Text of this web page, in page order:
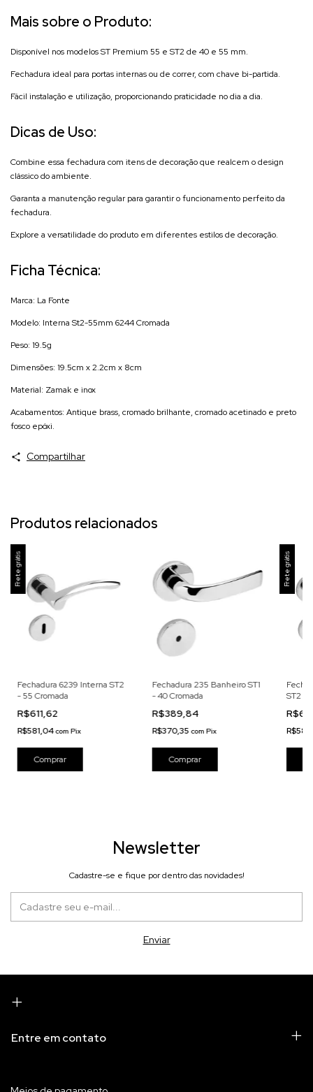
Mais sobre o Produto:
Disponível nos modelos ST Premium 55 e ST2 de 40 e 55 mm.
Fechadura ideal para portas internas ou de correr, com chave bi-partida.
Fácil instalação e utilização, proporcionando praticidade no dia a dia.
Dicas de Uso:
Combine essa fechadura com itens de decoração que realcem o design
clássico do ambiente.
Garanta a manutenção regular para garantir o funcionamento perfeito da
fechadura.
Explore a versatilidade do produto em diferentes estilos de decoração.
Ficha Técnica:
Marca: La Fonte
Modelo: Interna St2-55mm 6244 Cromada
Peso: 19.5g
Dimensões: 19.5cm x 2.2cm x 8cm
Material: Zamak e inox
Acabamentos: Antique brass, cromado brilhante, cromado acetinado e preto
fosco epóxi.
Compartilhar
Produtos relacionados
Frete grátis
Fechadura 6239 Interna ST2
- 55 Cromada
R$611,62
R$581,04com Pix
Fechadura 235 Banheiro ST1
- 40 Cromada
R$389,84
R$370,35com Pix
Frete grátis
ST2 -
Newsletter
Cadastre-se e fique por dentro das novidades!
Entre em contato